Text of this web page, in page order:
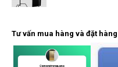
Tư vấn mua hàng và đặt hàng